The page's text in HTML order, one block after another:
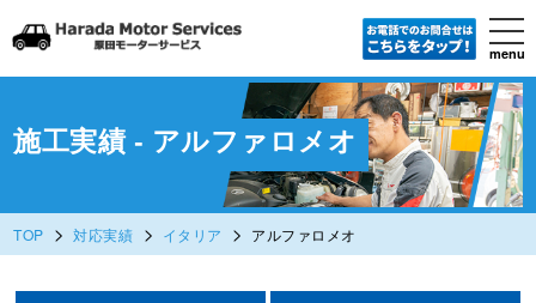
Skip
content
menu
施工実績 - アルファロメオ
TOP > 対応実績 > イタリア > アルファロメオ